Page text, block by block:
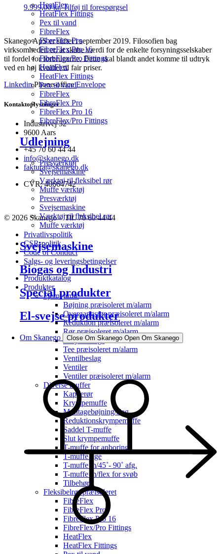
HeatFlex
HeatFlex Fittings
Pex til vand
FibreFlex
FibreFlex Pro
FibreFlex Pro 16
FibreFlex/Pro Fittings
HeatFlex
HeatFlex Fittings
Pex til vand
FibreFlex
FibreFlex Pro
FibreFlex Pro 16
FibreFlex/Pro Fittings
Udlejning
Presværktøj
Svejsemaskine
Værktøj til fleksibel rør
Muffe værktøj
Presværktøj
Svejsemaskine
Værktøj til fleksibel rør
Muffe værktøj
Svejsemaskine
Biogas og Industri
Special produkter
El-svejse produkter
Om Skanego Close Om Skanego Open Om Skanego
9.999,00kr. Tilføj til forespørgsel
Skanego ApS er stiftet i september 2019. Filosofien bag
virksomheden er, at skabe værdi for de enkelte forsyningsselskaber
til fordel for forbrugerne. Dette skal blandt andet komme til udtryk
ved en høj kvalitet til fair priser.
Linkedin Phone-office Envelope
Kontaktoplysninger
Industrivej 52
9600 Aars
+45 70 60 44 44
info@skanego.dk
faktura@skanego.dk
CVR: 40664742
© 2026 Skanego – Tlf. 70 60 44 44
Privatlivspolitik
CSR-politik
Code of Conduct
Salgs- og leveringsbetingelser
Produktkatalog
Produkter
Fjernvarme
Bøjning præisoleret m/alarm
Overgangsrør præisoleret m/alarm
Reduktion præisoleret m/alarm
Rør præisoleret m/alarm
Svejsefittings
Tee præisoleret m/alarm
Ventilbeslag
Ventiler
Ventiler præisoleret m/alarm
Diverse muffer
Kapperør
Krympemuffe
Montagebøjning/slag
Reduktionskrympemuffe
Saddel T-muffe
Slut krympemuffe
T-muffe for anboring
T-muffe lige
T-muffe m/45˚- 90˚ afg.
T-muffe m/flex for svøb
Tilbehør
Fleksibelrør præisoleret
FibreFlex
FibreFlex Pro
FibreFlex Pro 16
FibreFlex/Pro Fittings
HeatFlex
HeatFlex Fittings